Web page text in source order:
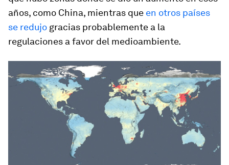
años, como China, mientras que en otros países
se redujo gracias probablemente a la
regulaciones a favor del medioambiente.